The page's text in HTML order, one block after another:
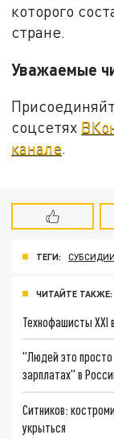
которого
стране.
Уважаемые
соцсетях
канале.
ТЕГИ: СУБСИДИИ
ЧИТАЙТЕ ТАКЖЕ:
Технофашисты XXI
"Людей это
зарплатах" в
Ситников:
укрыться